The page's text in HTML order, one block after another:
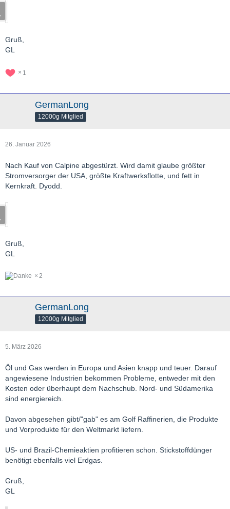
Gruß,
GL
1
GermanLong
12000g Mitglied
26. Januar 2026
Nach Kauf von Calpine abgestürzt. Wird damit glaube größter
Stromversorger der USA, größte Kraftwerksflotte, und fett in
Kernkraft. Dyodd.
Gruß,
GL
2
GermanLong
12000g Mitglied
5. März 2026
Öl und Gas werden in Europa und Asien knapp und teuer. Darauf
angewiesene Industrien bekommen Probleme, entweder mit den
Kosten oder überhaupt dem Nachschub. Nord- und Südamerika
sind energiereich.
Davon abgesehen gibt/"gab" es am Golf Raffinerien, die Produkte
und Vorprodukte für den Weltmarkt liefern.
US- und Brazil-Chemieaktien profitieren schon. Stickstoffdünger
benötigt ebenfalls viel Erdgas.
Gruß,
GL